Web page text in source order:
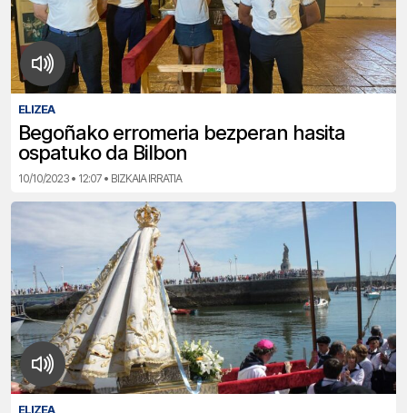
ELIZEA
Begoñako erromeria bezperan hasita
ospatuko da Bilbon
10/10/2023 • 12:07 • BIZKAIA IRRATIA
ELIZEA